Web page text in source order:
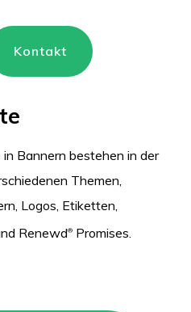
Kontakt
in Bannern bestehen in der
Themen,
Logos, Etiketten,
Renewd®Promises.